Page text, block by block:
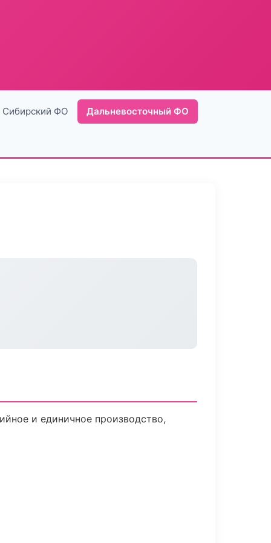
Сибирский ФО Дальневосточный ФО
и единичное производство,